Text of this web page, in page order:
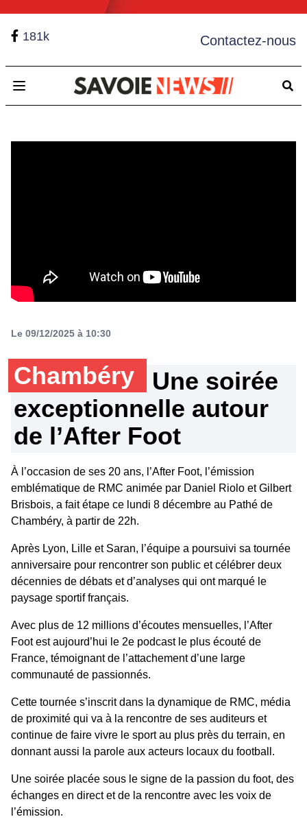
181k Contactez-nous
Open main menu
Le 09/12/2025 à 10:30
Chambéry
Une soirée
exceptionnelle autour
de l’After Foot
À l’occasion de ses 20 ans, l’After Foot, l’émission
emblématique de RMC animée par Daniel Riolo et Gilbert
Brisbois, a fait étape ce lundi 8 décembre au Pathé de
Chambéry, à partir de 22h.
Après Lyon, Lille et Saran, l’équipe a poursuivi sa tournée
anniversaire pour rencontrer son public et célébrer deux
décennies de débats et d’analyses qui ont marqué le
paysage sportif français.
Avec plus de 12 millions d’écoutes mensuelles, l’After
Foot est aujourd’hui le 2e podcast le plus écouté de
France, témoignant de l’attachement d’une large
communauté de passionnés.
Cette tournée s’inscrit dans la dynamique de RMC, média
de proximité qui va à la rencontre de ses auditeurs et
continue de faire vivre le sport au plus près du terrain, en
donnant aussi la parole aux acteurs locaux du football.
Une soirée placée sous le signe de la passion du foot, des
échanges en direct et de la rencontre avec les voix de
l’émission.